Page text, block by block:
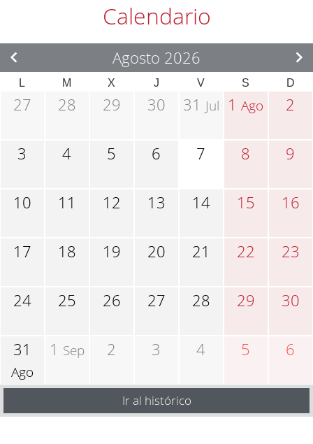
Calendario
Agosto 2026
L M X J V S D
27 28 29 30 31 Jul 1Ago 2
3 4 5 6 7 8 9
10 11 12 13 14 15 16
17 18 19 20 21 22 23
24 25 26 27 28 29 30
31
Ago
1 Sep 2 3 4 5 6
Ir al histórico